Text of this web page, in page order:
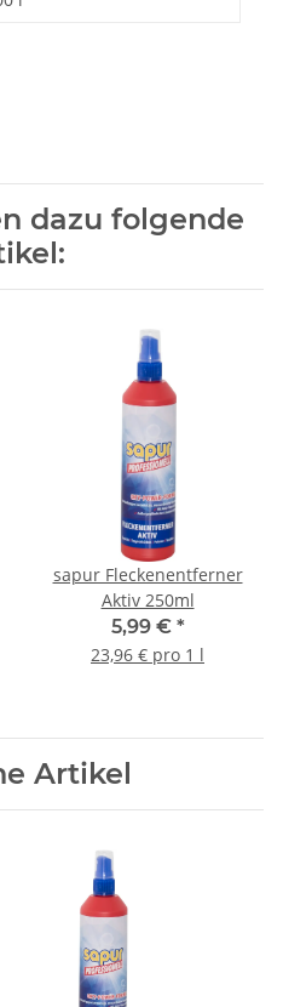
dazu folgende
sapur Fleckenentferner
Aktiv 250ml
5,99 € *
23,96 € pro 1 l
Artikel